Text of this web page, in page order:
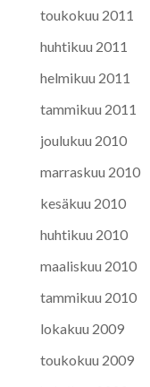
toukokuu 2011
huhtikuu 2011
helmikuu 2011
tammikuu 2011
joulukuu 2010
marraskuu 2010
kesäkuu 2010
huhtikuu 2010
maaliskuu 2010
tammikuu 2010
lokakuu 2009
toukokuu 2009